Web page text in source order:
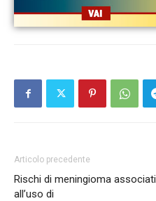
Articolo precedente
Rischi di meningioma associati
all’uso di